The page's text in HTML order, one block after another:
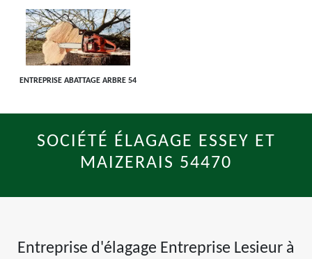
ENTREPRISE ABATTAGE ARBRE 54
SOCIÉTÉ ÉLAGAGE ESSEY ET
MAIZERAIS 54470
Entreprise d'élagage Entreprise Lesieur à